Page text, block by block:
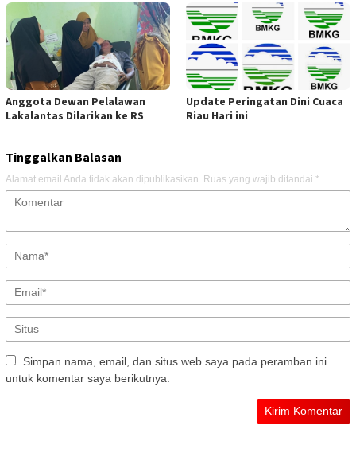
Anggota Dewan Pelalawan
Lakalantas Dilarikan ke RS
Update Peringatan Dini Cuaca
Riau Hari ini
Tinggalkan Balasan
Alamat email Anda tidak akan dipublikasikan. Ruas yang wajib ditandai *
Simpan nama, email, dan situs web saya pada peramban ini
untuk komentar saya berikutnya.